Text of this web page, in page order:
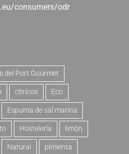
consumers/odr.
del Port Gourmet
cítricos Eco
Espuma de sal marina
Hostelería limón
Natural pimienta